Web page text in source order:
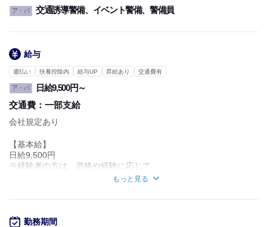
ア・パ 交通誘導警備、イベント警備、警備員
給与
週払い 扶養控除内 給与UP 昇給あり 交通費有
ア・パ
日給9,500円～
交通費： 一部支給
会社規定あり
【基本給】
日給9,500円
※経験者の方は、資格や経験に応じて
■警備業務検定の1級・2級取得 各ベース500円アップ
もっと見る
勤務期間